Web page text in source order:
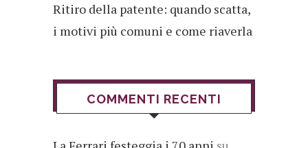
Ritiro della patente: quando scatta,
i motivi più comuni e come riaverla
COMMENTI RECENTI